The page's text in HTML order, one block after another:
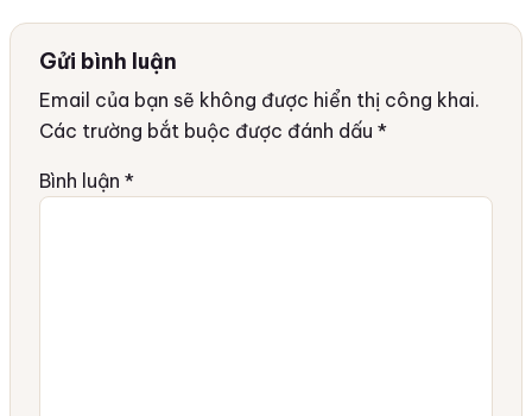
Gửi bình luận
Email của bạn sẽ không được hiển thị công khai.
Các trường bắt buộc được đánh dấu *
Bình luận *